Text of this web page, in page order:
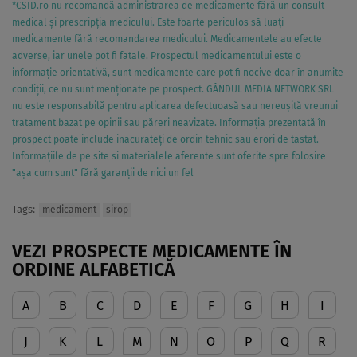
*CSID.ro nu recomandă administrarea de medicamente fără un consult
medical și prescripția medicului. Este foarte periculos să luați
medicamente fără recomandarea medicului. Medicamentele au efecte
adverse, iar unele pot fi fatale. Prospectul medicamentului este o
informație orientativă, sunt medicamente care pot fi nocive doar în anumite
condiții, ce nu sunt menționate pe prospect. GÂNDUL MEDIA NETWORK SRL
nu este responsabilă pentru aplicarea defectuoasă sau nereușită vreunui
tratament bazat pe opinii sau păreri neavizate. Informația prezentată în
prospect poate include inacurateți de ordin tehnic sau erori de tastat.
Informațiile de pe site si materialele aferente sunt oferite spre folosire
"așa cum sunt" fără garanții de nici un fel
Tags: medicament sirop
VEZI PROSPECTE MEDICAMENTE ÎN
ORDINE ALFABETICĂ
A B C D E F G H I
J K L M N O P Q R